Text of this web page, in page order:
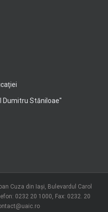
Dumitru Stăniloae"
Cuza din Iași, Bulevardul Carol
0232 20 1000, Fax: 0232. 20